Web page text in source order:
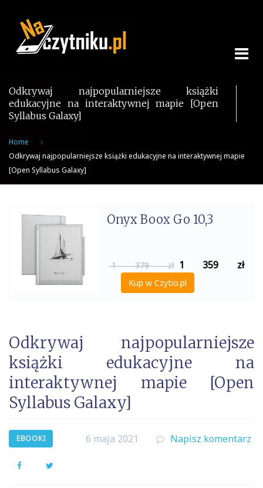
content
Odkrywaj najpopularniejsze książki
edukacyjne na interaktywnej mapie [Open
Syllabus Galaxy]
Home
Odkrywaj najpopularniejsze książki edukacyjne na interaktywnej mapie
[Open Syllabus Galaxy]
Onyx Boox Go 10,3
1 379 zł 1 359 zł
Kup w Czytio.pl
Odkrywaj najpopularniejsze
książki edukacyjne na
interaktywnej mapie [Open
Syllabus Galaxy]
EBOOKI 6 maja 2021 Napisz komentarz
Facebook